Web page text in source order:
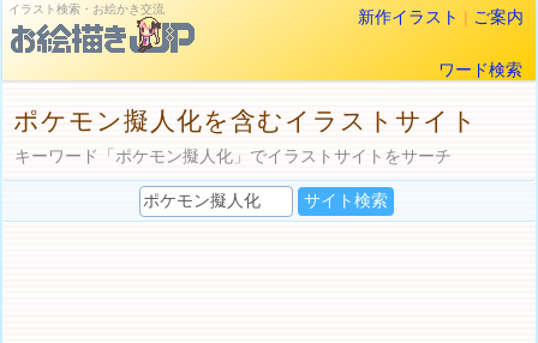
イラスト検索・お絵かき交流 新作イラスト | ご案内
ワード検索
ポケモン擬人化を含むイラストサイト
キーワード「ポケモン擬人化」でイラストサイトをサーチ